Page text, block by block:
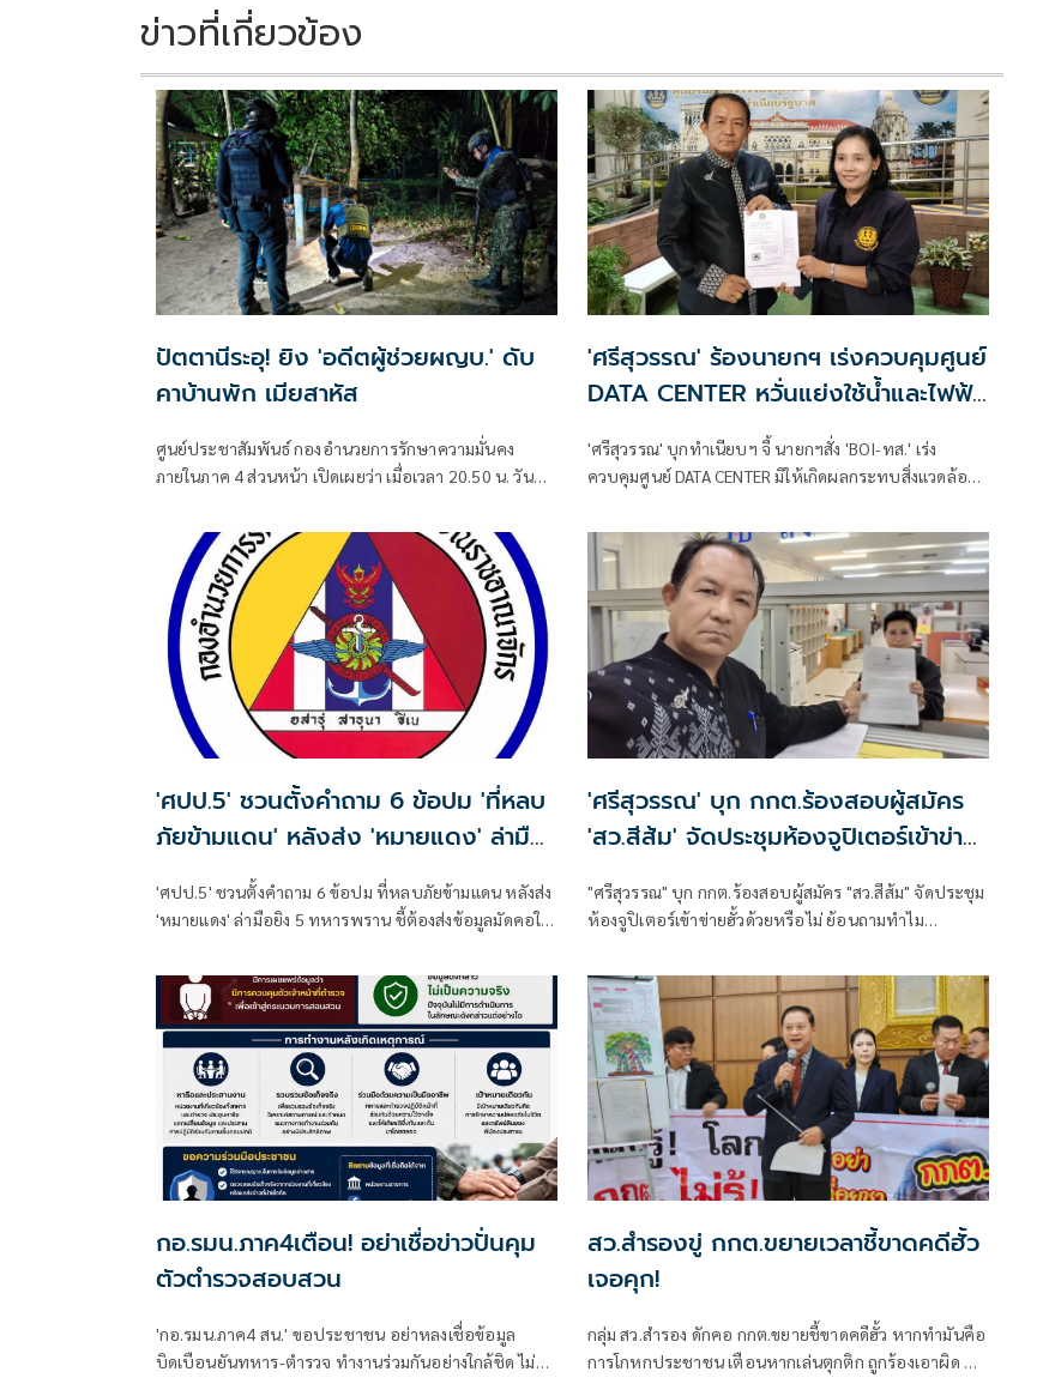
ข่าวที่เกี่ยวข้อง
ปัตตานีระอุ! ยิง 'อดีตผู้ช่วยผญบ.' ดับ
คาบ้านพัก เมียสาหัส
ศูนย์ประชาสัมพันธ์ กองอำนวยการรักษาความมั่นคง
ภายในภาค 4 ส่วนหน้า เปิดเผยว่า เมื่อเวลา 20.50 น. วันที่
ลอบยิงนายรียะ อาแว อดีตผู้ช่วยผู้ใหญ่บ้านหมู่ที่ 5
'ศรีสุวรรณ' ร้องนายกฯ เร่งควบคุมศูนย์
DATA CENTER หวั่นแย่งใช้น้ำและไฟฟ้า
'ศรีสุวรรณ' บุกทำเนียบฯ จี้ นายกฯสั่ง 'BOI-ทส.' เร่ง
ควบคุมศูนย์ DATA CENTER มิให้เกิดผลกระทบสิ่งแวดล้อม
เพิกเฉยร้องศาลปกครอง
'ศปป.5' ชวนตั้งคำถาม 6 ข้อปม 'ที่หลบ
ภัยข้ามแดน' หลังส่ง 'หมายแดง' ล่ามือ
ยิง 5 ทหารพราน
'ศปป.5' ชวนตั้งคำถาม 6 ข้อปม ที่หลบภัยข้ามแดน หลังส่ง
'หมายแดง' ล่ามือยิง 5 ทหารพราน ชี้ต้องส่งข้อมูลมัดคอให้
ประวัติศาสตร์ความสัมพันธ์ 2 ชาติไทยช่วยยุติลัทธิ
คอมมิวนิสต์ในอดีต แต่ปม 'ส่งผู้ร้ายข้ามแดน-คนสอง
สัญชาติกลับไม่เห็นผลลัพธ์' หวังสื่อช่วยขุดข้อเท็จจริง
'ศรีสุวรรณ' บุก กกต.ร้องสอบผู้สมัคร
'สว.สีส้ม' จัดประชุมห้องจูปิเตอร์เข้าข่าย
"ศรีสุวรรณ" บุก กกต.ร้องสอบผู้สมัคร "สว.สีส้ม" จัดประชุม
ห้องจูปิเตอร์เข้าข่ายฮั้วด้วยหรือไม่ ย้อนถามทำไม
"ทำงานร่วมกัน" หรือ "จัดตั้ง" แต่พอเป็นฝ่ายตรงข้ามกลับ
รีบใช้คำว่า "ฮั้ว" ยันต้องใช้มาตรฐานเดียวกันกับทุกฝ่าย
กอ.รมน.ภาค4เตือน! อย่าเชื่อข่าวปั่นคุม
ตัวตำรวจสอบสวน
'กอ.รมน.ภาค4 สน.' ขอประชาชน อย่าหลงเชื่อข้อมูล
บิดเบือนยันทหาร-ตำรวจ ทำงานร่วมกันอย่างใกล้ชิด ไม่มี
สว.สำรองขู่ กกต.ขยายเวลาชี้ขาดคดีฮั้ว
เจอคุก!
กลุ่ม สว.สำรอง ดักคอ กกต.ขยายชี้ขาดคดีฮั้ว หากทำมันคือ
การโกหกประชาชน เตือนหากเล่นตุกติก ถูกร้องเอาผิด ติด